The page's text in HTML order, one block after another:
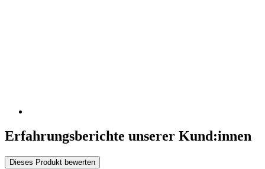
Erfahrungsberichte unserer Kund:innen
Dieses Produkt bewerten